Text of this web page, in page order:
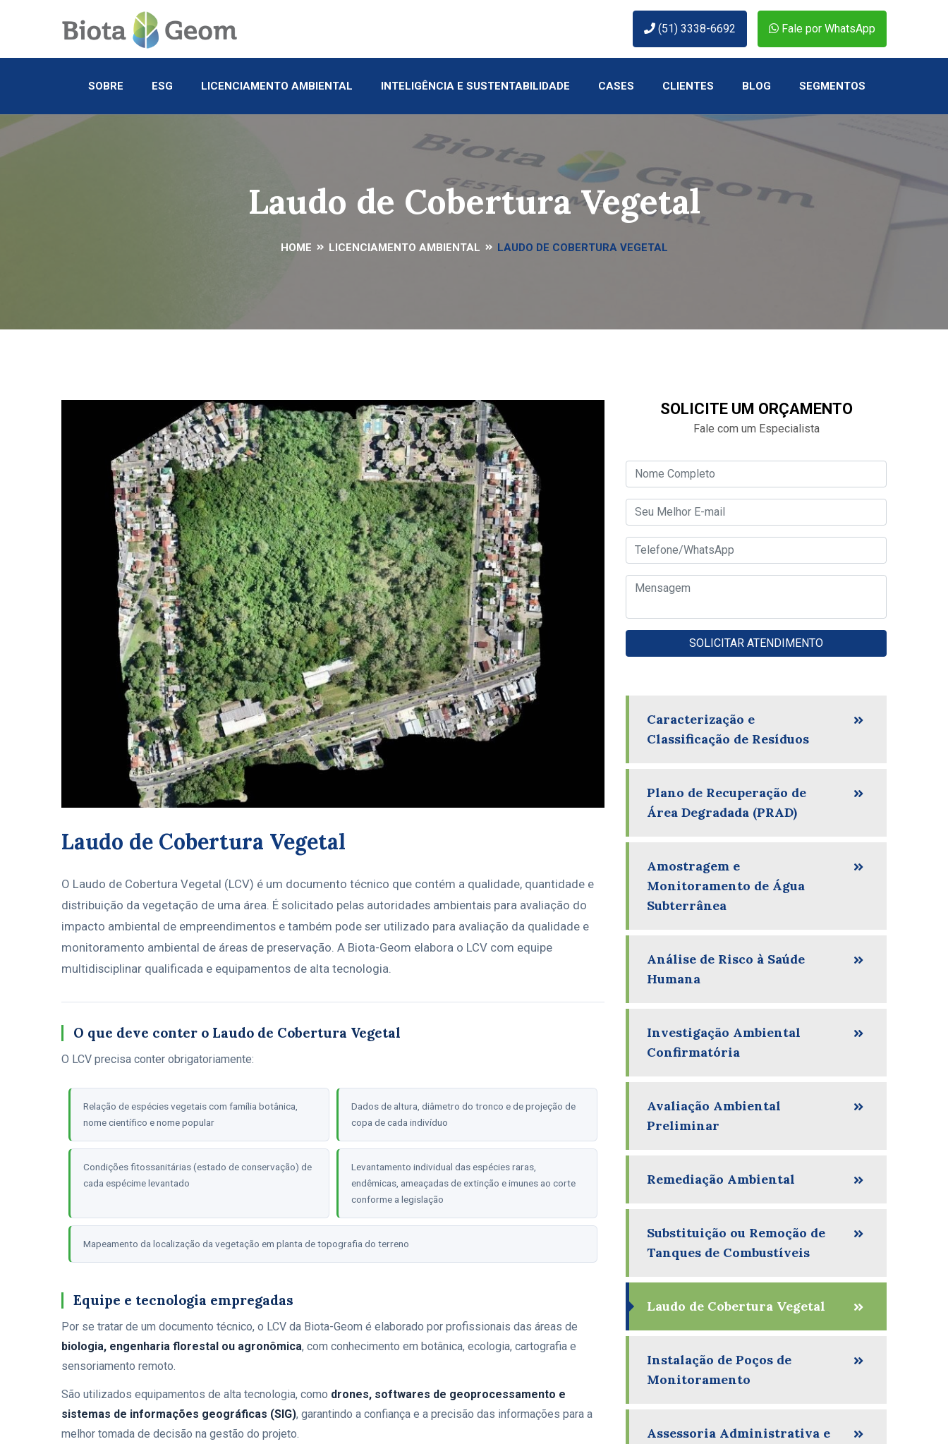
(51) 3338-6692 Fale por WhatsApp
SOBRE ESG LICENCIAMENTO AMBIENTAL INTELIGÊNCIA E SUSTENTABILIDADE CASES CLIENTES BLOG SEGMENTOS
Laudo de Cobertura Vegetal
HOME LICENCIAMENTO AMBIENTAL LAUDO DE COBERTURA VEGETAL
Laudo de Cobertura Vegetal
O Laudo de Cobertura Vegetal (LCV) é um documento técnico que contém a qualidade, quantidade e
distribuição da vegetação de uma área. É solicitado pelas autoridades ambientais para avaliação do
impacto ambiental de empreendimentos e também pode ser utilizado para avaliação da qualidade e
monitoramento ambiental de áreas de preservação. A Biota-Geom elabora o LCV com equipe
multidisciplinar qualificada e equipamentos de alta tecnologia.
O que deve conter o Laudo de Cobertura Vegetal
O LCV precisa conter obrigatoriamente:
Relação de espécies vegetais com família botânica,
nome científico e nome popular
Dados de altura, diâmetro do tronco e de projeção de
copa de cada indivíduo
Condições fitossanitárias (estado de conservação) de
cada espécime levantado
Levantamento individual das espécies raras,
endêmicas, ameaçadas de extinção e imunes ao corte
conforme a legislação
Mapeamento da localização da vegetação em planta de topografia do terreno
Equipe e tecnologia empregadas
Por se tratar de um documento técnico, o LCV da Biota-Geom é elaborado por profissionais das áreas de
biologia, engenharia florestal ou agronômica, com conhecimento em botânica, ecologia, cartografia e
sensoriamento remoto.
São utilizados equipamentos de alta tecnologia, como drones, softwares de geoprocessamento e
sistemas de informações geográficas (SIG), garantindo a confiança e a precisão das informações para a
melhor tomada de decisão na gestão do projeto.
SOLICITE UM ORÇAMENTO
Fale com um Especialista
SOLICITAR ATENDIMENTO
Caracterização e
Classificação de Resíduos
Plano de Recuperação de
Área Degradada (PRAD)
Amostragem e
Monitoramento de Água
Subterrânea
Análise de Risco à Saúde
Humana
Investigação Ambiental
Confirmatória
Avaliação Ambiental
Preliminar
Remediação Ambiental
Substituição ou Remoção de
Tanques de Combustíveis
Laudo de Cobertura Vegetal
Instalação de Poços de
Monitoramento
Assessoria Administrativa e